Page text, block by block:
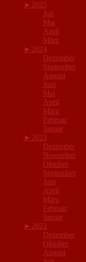
► 2025
Juli
Mai
April
März
► 2024
Dezember
September
August
Juni
Mai
April
März
Februar
Januar
► 2023
Dezember
November
Oktober
September
Juni
April
März
Februar
Januar
► 2022
Dezember
Oktober
August